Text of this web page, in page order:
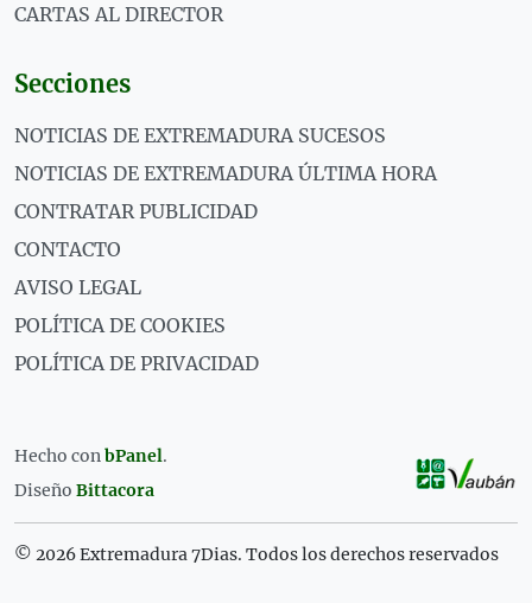
CARTAS AL DIRECTOR
Secciones
NOTICIAS DE EXTREMADURA SUCESOS
NOTICIAS DE EXTREMADURA ÚLTIMA HORA
CONTRATAR PUBLICIDAD
CONTACTO
AVISO LEGAL
POLÍTICA DE COOKIES
POLÍTICA DE PRIVACIDAD
Hecho conbPanel.
Diseño Bittacora
© 2026 Extremadura 7Dias. Todos los derechos reservados